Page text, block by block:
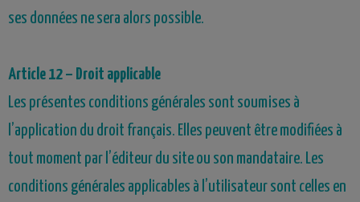
ses données ne sera alors possible.
Article 12 – Droit applicable
Les présentes conditions générales sont soumises à
l’application du droit français. Elles peuvent être modifiées à
tout moment par l’éditeur du site ou son mandataire. Les
conditions générales applicables à l’utilisateur sont celles en